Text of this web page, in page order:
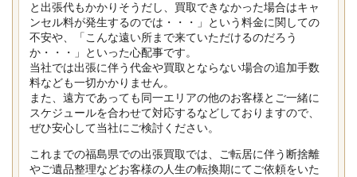
と出張代もかかりそうだし、買取できなかった場合はキャ
ンセル料が発生するのでは・・・」という料金に関しての
不安や、「こんな遠い所まで来ていただけるのだろう
か・・・」といった心配事です。
当社では出張に伴う代金や買取とならない場合の追加手数
料なども一切かかりません。
また、遠方であっても同一エリアの他のお客様とご一緒に
スケジュールを合わせて対応するなどしておりますので、
ぜひ安心して当社にご検討ください。
これまでの福島県での出張買取では、ご転居に伴う断捨離
やご遺品整理などお客様の人生の転換期にてご依頼をいた